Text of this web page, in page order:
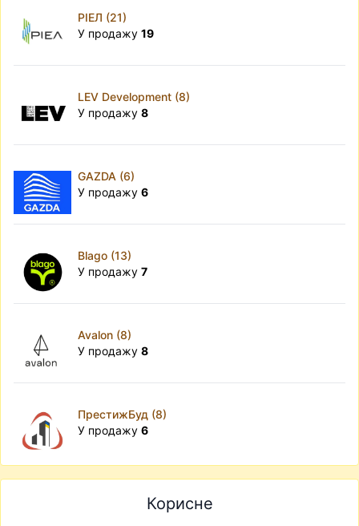
РІЕЛ (21)
У продажу 19
LEV Development (8)
У продажу 8
GAZDA (6)
У продажу 6
Blago (13)
У продажу 7
Avalon (8)
У продажу 8
ПрестижБуд (8)
У продажу 6
Корисне